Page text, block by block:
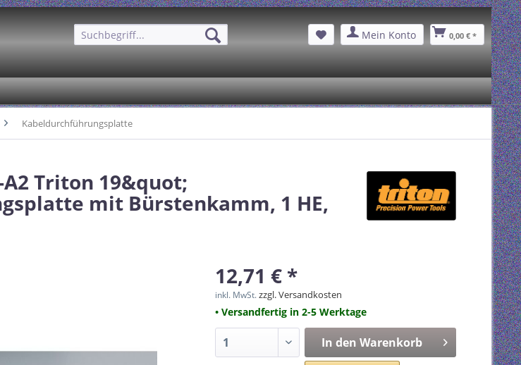
Mein Konto 0,00 € *
Kabeldurchführungsplatte
A2 Triton 19&quot;
mit Bürstenkamm, 1 HE,
12,71 € *
inkl. MwSt.zzgl. Versandkosten
• Versandfertig in 2-5 Werktage
In den Warenkorb